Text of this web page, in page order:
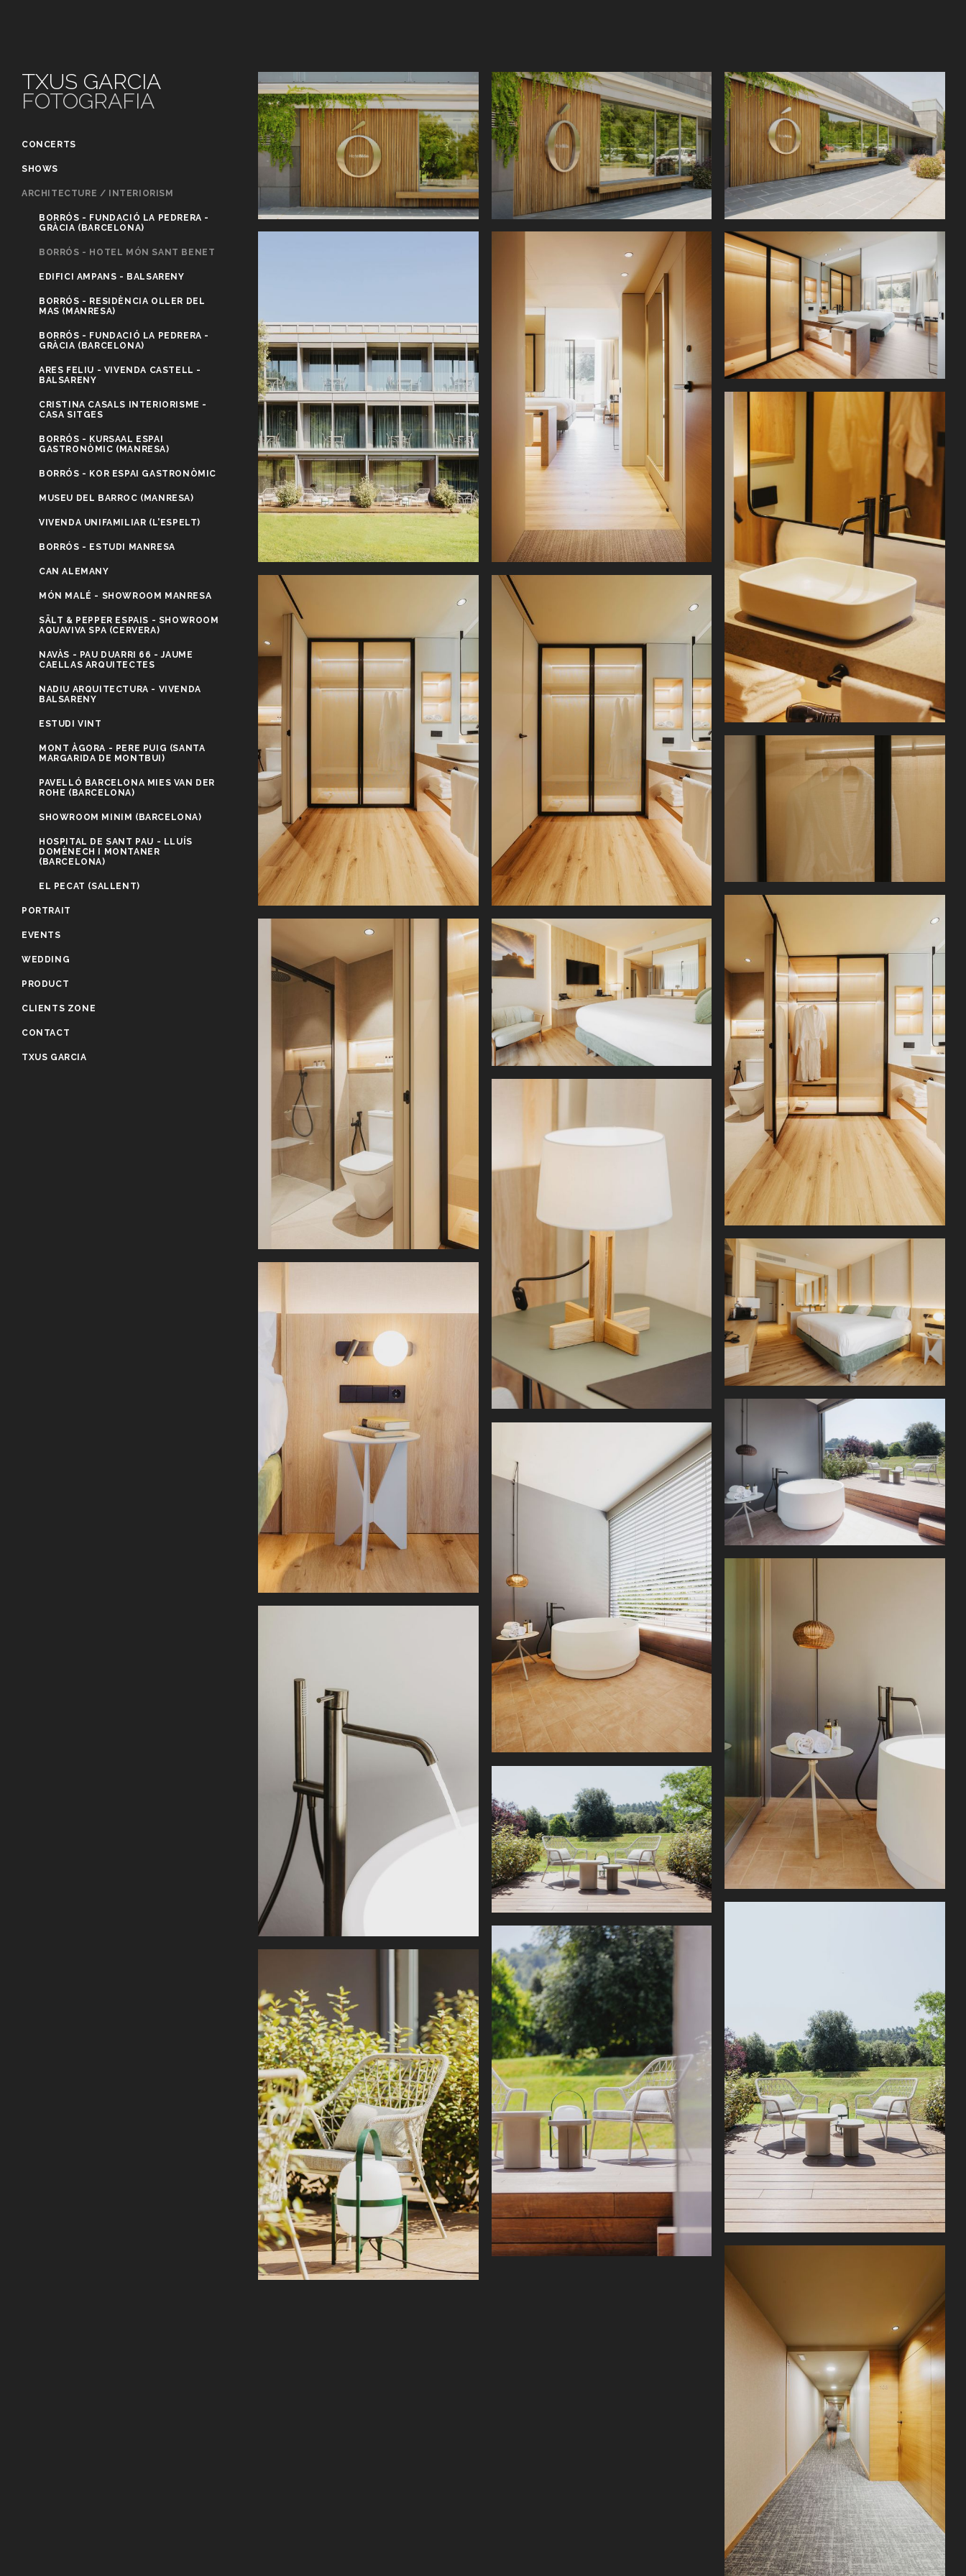
TXUS GARCIA
FOTOGRAFIA
CONCERTS
SHOWS
ARCHITECTURE / INTERIORISM
BORRÓS - FUNDACIÓ LA PEDRERA -
GRÀCIA (BARCELONA)
BORRÓS - HOTEL MÓN SANT BENET
EDIFICI AMPANS - BALSARENY
BORRÓS - RESIDÈNCIA OLLER DEL
MAS (MANRESA)
BORRÓS - FUNDACIÓ LA PEDRERA -
GRÀCIA (BARCELONA)
ARES FELIU - VIVENDA CASTELL -
BALSARENY
CRISTINA CASALS INTERIORISME -
CASA SITGES
BORRÓS - KURSAAL ESPAI
GASTRONÒMIC (MANRESA)
BORRÓS - KOR ESPAI GASTRONÒMIC
MUSEU DEL BARROC (MANRESA)
VIVENDA UNIFAMILIAR (L'ESPELT)
BORRÓS - ESTUDI MANRESA
CAN ALEMANY
MÓN MALÉ - SHOWROOM MANRESA
SÄLT & PEPPER ESPAIS - SHOWROOM
AQUAVIVA SPA (CERVERA)
NAVÀS - PAU DUARRI 66 - JAUME
CAELLAS ARQUITECTES
NADIU ARQUITECTURA - VIVENDA
BALSARENY
ESTUDI VINT
MONT ÀGORA - PERE PUIG (SANTA
MARGARIDA DE MONTBUI)
PAVELLÓ BARCELONA MIES VAN DER
ROHE (BARCELONA)
SHOWROOM MINIM (BARCELONA)
HOSPITAL DE SANT PAU - LLUÍS
DOMÈNECH I MONTANER
(BARCELONA)
EL PECAT (SALLENT)
PORTRAIT
EVENTS
WEDDING
PRODUCT
CLIENTS ZONE
CONTACT
TXUS GARCIA